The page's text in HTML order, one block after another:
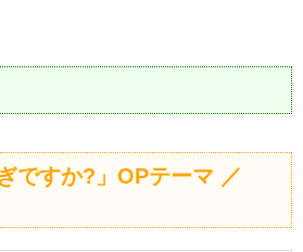
ですか?」OPテーマ ／